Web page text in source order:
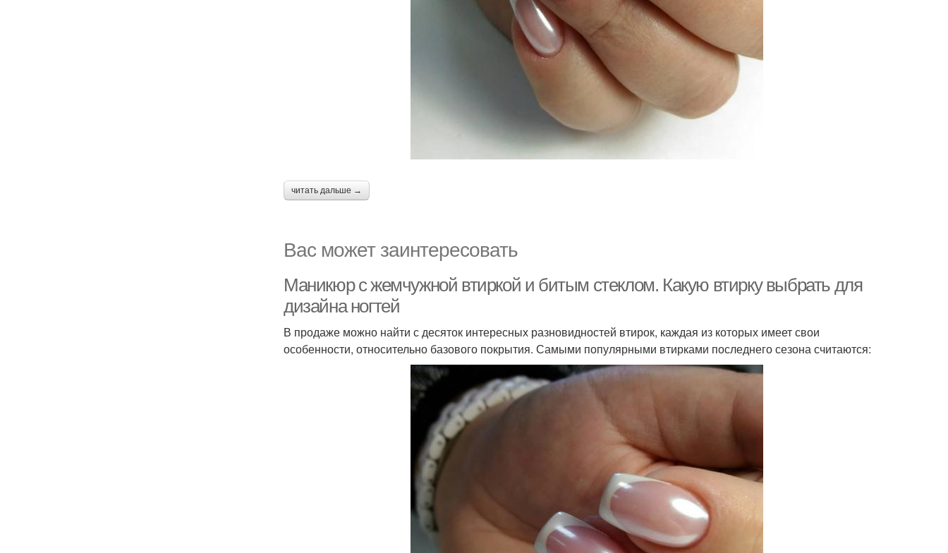
читать дальше →
Вас может заинтересовать
Маникюр с жемчужной втиркой и битым стеклом. Какую втирку выбрать для
дизайна ногтей
В продаже можно найти с десяток интересных разновидностей втирок, каждая из которых имеет свои
особенности, относительно базового покрытия. Самыми популярными втирками последнего сезона считаются: